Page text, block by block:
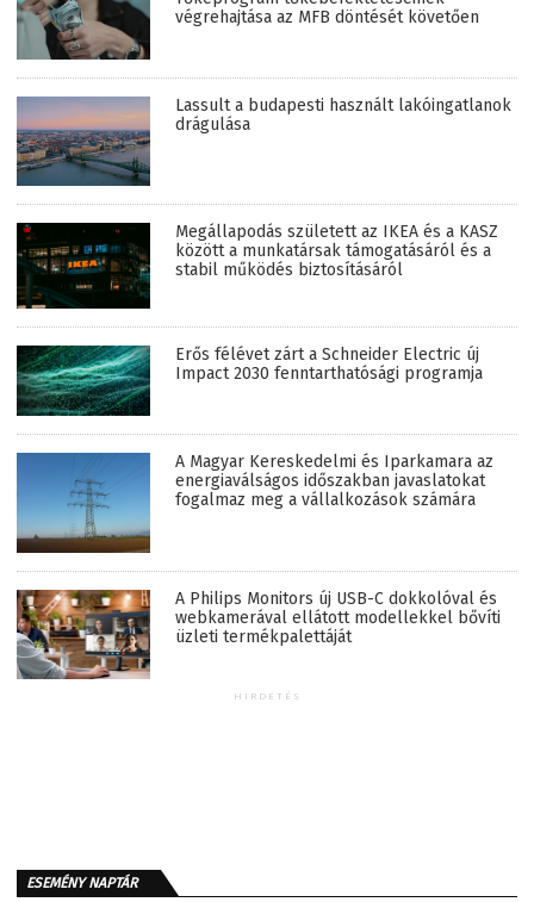
végrehajtása az MFB döntését követően
Lassult a budapesti használt lakóingatlanok
drágulása
Megállapodás született az IKEA és a KASZ
között a munkatársak támogatásáról és a
stabil működés biztosításáról
Erős félévet zárt a Schneider Electric új
Impact 2030 fenntarthatósági programja
A Magyar Kereskedelmi és Iparkamara az
energiaválságos időszakban javaslatokat
fogalmaz meg a vállalkozások számára
A Philips Monitors új USB-C dokkolóval és
webkamerával ellátott modellekkel bővíti
üzleti termékpalettáját
HIRDETÉS
ESEMÉNY NAPTÁR